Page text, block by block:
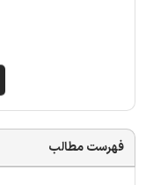
فهرست مطالب